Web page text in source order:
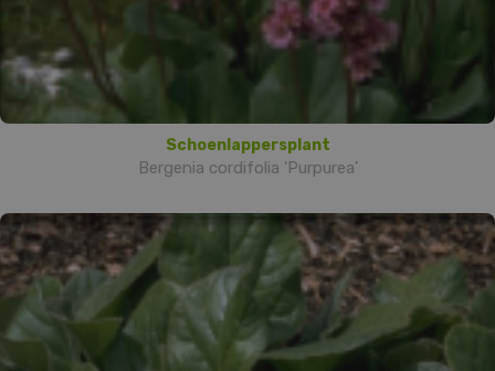
Schoenlappersplant
Bergenia cordifolia 'Purpurea'